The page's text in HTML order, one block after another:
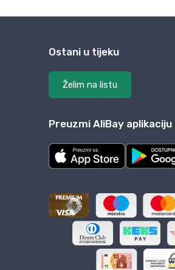
Ostani u tijeku
Želim na listu
Preuzmi AliBay aplikaciju